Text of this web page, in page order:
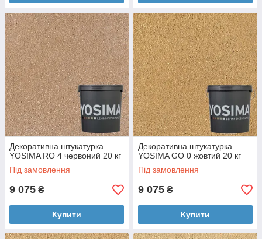
Декоративна штукатурка
YOSIMA RO 4 червоний 20 кг
Під замовлення
9 075 ₴
Купити
Декоративна штукатурка
YOSIMA GO 0 жовтий 20 кг
Під замовлення
9 075 ₴
Купити